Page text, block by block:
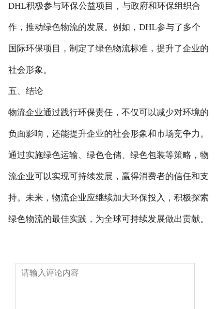
DHL积极参与环保公益项目，与政府和环保组织合
作，推动绿色物流的发展。例如，DHL参与了多个
国际环保项目，制定了绿色物流标准，提升了企业的
社会形象。
五、结论
物流企业通过践行环保责任，不仅可以减少对环境的
负面影响，还能提升企业的社会形象和市场竞争力。
通过实施绿色运输、绿色仓储、绿色包装等策略，物
流企业可以实现可持续发展，赢得消费者的信任和支
持。未来，物流企业应继续加大环保投入，积极探索
绿色物流的最佳实践，为全球可持续发展做出贡献。